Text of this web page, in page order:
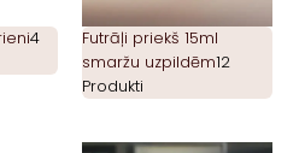
4
Futrāļi priekš 15ml
smaržu uzpildēm12
Produkti